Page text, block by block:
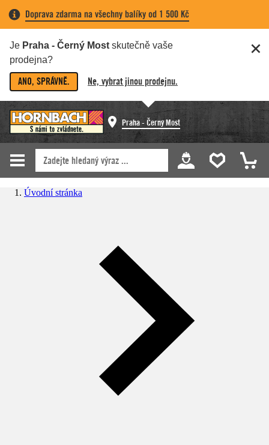
Doprava zdarma na všechny balíky od 1 500 Kč
Je Praha - Černý Most skutečně vaše
prodejna?
ANO, SPRÁVNĚ. Ne, vybrat jinou prodejnu.
Praha - Černý Most
Úvodní stránka